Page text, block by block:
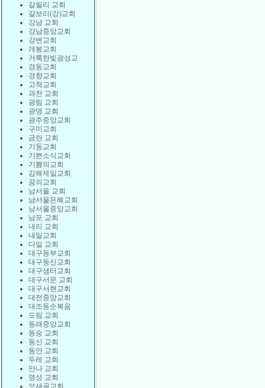
갈릴리 교회
갈보리(강)교회
강남 교회
강남중앙교회
강변교회
개봉교회
거룩한빛광성교
경동교회
경향교회
고척교회
과천 교회
광림 교회
광명 교회
광주중앙교회
구미교회
금란 교회
기둥교회
기쁜소식교회
기쁨의교회
김해제일교회
꿈의교회
남서울 교회
남서울은혜교회
남서울중앙교회
남포 교회
내리 교회
내일교회
다일 교회
대구동부교회
대구동신교회
대구샘터교회
대구서문 교회
대구서현교회
대전중앙교회
대조동순복음
도림 교회
동래중앙교회
동숭 교회
동신 교회
동안 교회
두레 교회
만나 교회
명성 교회
모새골교회